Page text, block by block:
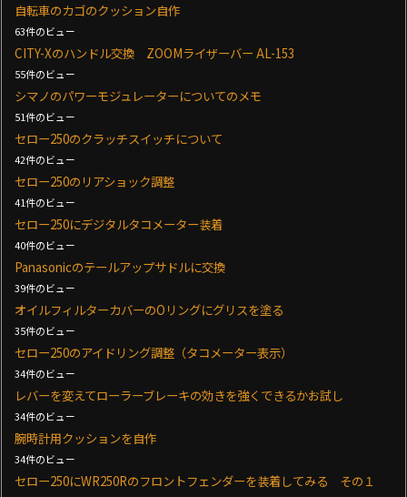
自転車のカゴのクッション自作
63件のビュー
CITY-Xのハンドル交換 ZOOMライザーバー AL-153
55件のビュー
シマノのパワーモジュレーターについてのメモ
51件のビュー
セロー250のクラッチスイッチについて
42件のビュー
セロー250のリアショック調整
41件のビュー
セロー250にデジタルタコメーター装着
40件のビュー
Panasonicのテールアップサドルに交換
39件のビュー
オイルフィルターカバーのOリングにグリスを塗る
35件のビュー
セロー250のアイドリング調整（タコメーター表示）
34件のビュー
レバーを変えてローラーブレーキの効きを強くできるかお試し
34件のビュー
腕時計用クッションを自作
34件のビュー
セロー250にWR250Rのフロントフェンダーを装着してみる その１